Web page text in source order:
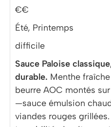
€€
Été, Printemps
difficile
Sauce Paloise
durable. Menthe
beurre AOC montés
—sauce émulsion
viandes rouges